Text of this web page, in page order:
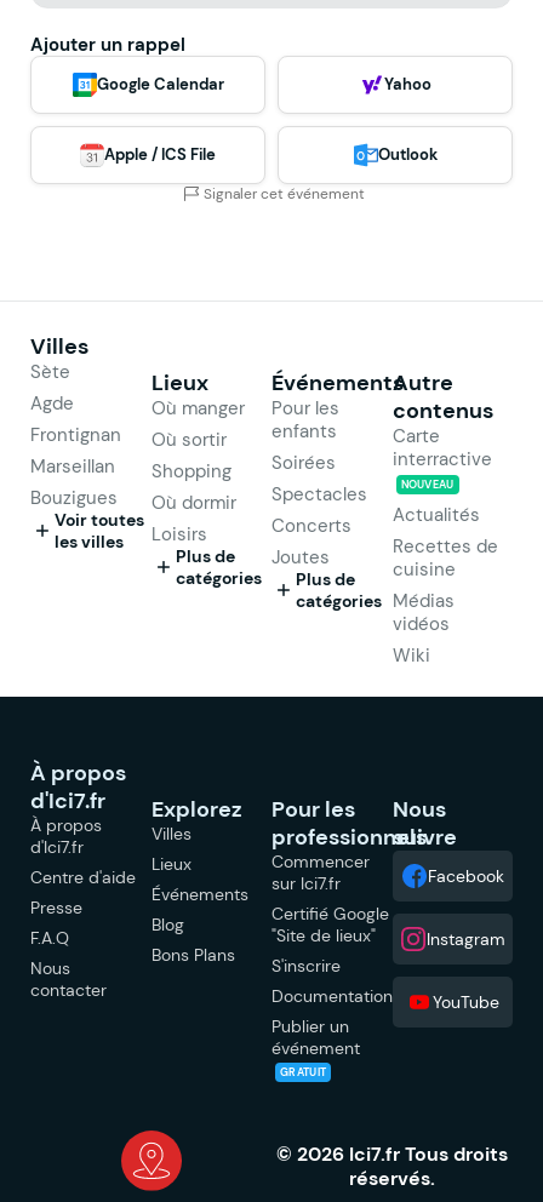
Ajouter un rappel
Google Calendar Yahoo
Apple / ICS File Outlook
Signaler cet événement
Villes
Sète
Agde
Frontignan
Marseillan
Bouzigues
Voir toutes
les villes
Lieux
Où manger
Où sortir
Shopping
Où dormir
Loisirs
Plus de
catégories
Événements
Pour les
enfants
Soirées
Spectacles
Concerts
Joutes
Plus de
catégories
Autre
contenus
Carte
interractive
NOUVEAU
Actualités
Recettes de
cuisine
Médias
vidéos
Wiki
À propos
d'Ici7.fr
À propos
d'Ici7.fr
Centre d'aide
Presse
F.A.Q
Nous
contacter
Explorez
Villes
Lieux
Événements
Blog
Bons Plans
Pour les
professionnels
Commencer
sur Ici7.fr
Certifié Google
"Site de lieux"
S'inscrire
Documentation
Publier un
événement
GRATUIT
Nous
suivre
Facebook
Instagram
YouTube
© 2026 Ici7.fr Tous droits
réservés.